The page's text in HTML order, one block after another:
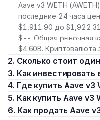
Aave v3 WETH
последние 24 часа
$1,911.90 до
$--. Общая рыночная
$4.60B. Криптовалюта
2. Сколько стоит
3. Как
4. Где купить Aave v3
5. Как купить Aave v3
6. Как продать Aave